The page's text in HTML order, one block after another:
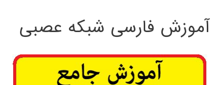
آموزش فارسی شبکه عصبی